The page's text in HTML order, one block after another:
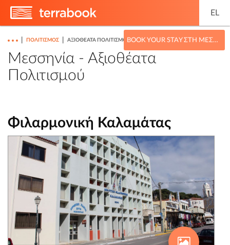
EL
BOOK YOUR STAY ΣΤΗ ΜΕΣΣΗΝΊΑ
ΠΟΛΙΤΙΣΜΌΣ ΑΞΙΟΘΈΑΤΑ ΠΟΛΙΤΙΣΜΟΎ
Μεσσηνία - Αξιοθέατα
Πολιτισμού
Φιλαρμονική Καλαμάτας